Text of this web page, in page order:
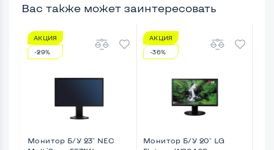
Вас также может заинтересовать
АКЦИЯ
-29%
Монитор Б/У 23" NEC
АКЦИЯ
-36%
Монитор Б/У 20" LG